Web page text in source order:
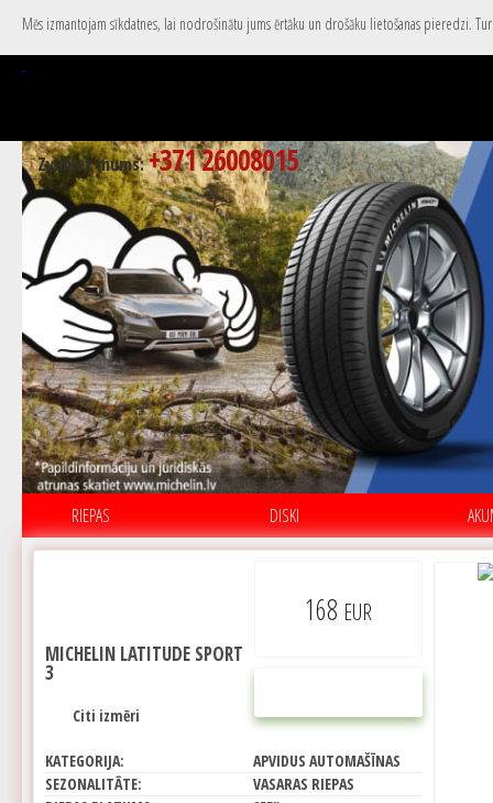
Mēs izmantojam sīkdatnes, lai nodrošinātu jums ērtāku un drošāku lietošanas pieredzi.
Zvaniet mums:+371 26008015
RIEPAS DISKI
168 EUR
MICHELIN LATITUDE SPORT
3
Citi izmēri
KATEGORIJA:
APVIDUS AUTOMAŠĪNAS
SEZONALITĀTE:
VASARAS RIEPAS